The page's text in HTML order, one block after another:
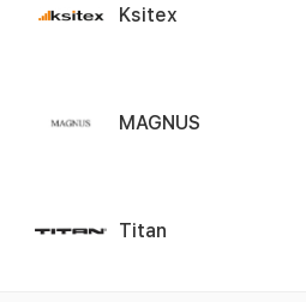
Ksitex
MAGNUS
Titan